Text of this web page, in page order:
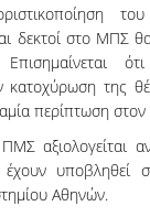
δεκτοί στο ΜΠΣ
κατοχύρωση της
περίπτωση
αξιολογείται
έχουν
Αθηνών.